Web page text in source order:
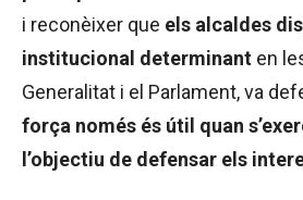
i reconèixer que els alcaldes
institucional determinant en
Generalitat i el Parlament, va
força només és útil quan
l’objectiu de defensar els